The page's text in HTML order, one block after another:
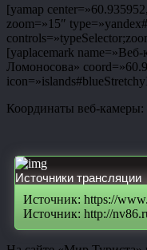
[yamap
zoom=»15″
[yaplacemark name=»Веб-
Ломоносова»
Координаты веб-камеры:
Источники трансляции
Источник: https://
Источник: http://